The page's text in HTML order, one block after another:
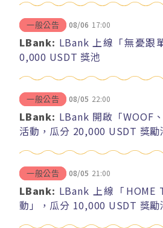
一般公告 08/06 17:00
LBank: LBank 上線「無憂跟
0,000 USDT 獎池
一般公告 08/05 22:00
LBank: LBank 開啟「WOOF
活動，瓜分 20,000 USDT 獎勵
一般公告 08/05 21:00
LBank: LBank 上線「HOME
動」，瓜分 10,000 USDT 獎勵